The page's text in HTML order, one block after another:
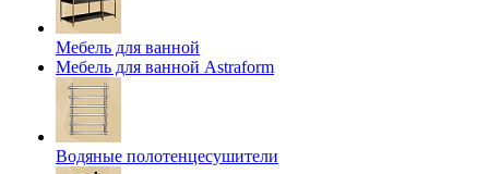
Мебель для ванной
Мебель для ванной Astraform
Водяные полотенцесушители